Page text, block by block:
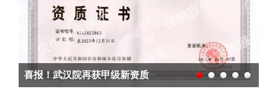
喜报！武汉院再获甲级新资质